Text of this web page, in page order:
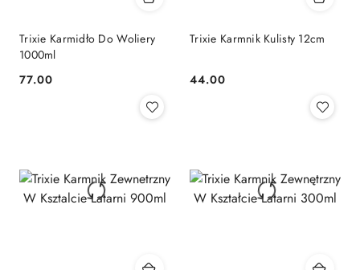
Trixie Karmidło Do Woliery
1000ml
Cena:
77.00
Trixie Karmnik Kulisty 12cm
Cena:
44.00